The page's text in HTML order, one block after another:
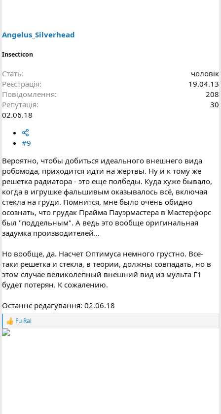
Angelus_Silverhead
Insecticon
Стать
чоловік
Реєстрація
19.04.13
Повідомлення
208
Репутація
30
02.06.18
#9
Вероятно, чтобы добиться идеального внешнего вида
робомода, приходится идти на жертвы. Ну и к тому же
решетка радиатора - это еще полбеды. Куда хуже бывало,
когда в игрушке фальшивым оказывалось всё, включая
стекла на груди. Помнится, мне было очень обидно
осознать, что грудак Прайма Пауэрмастера в Мастерфорс
был "поддельным". А ведь это вообще оригинальная
задумка производителей...
Но вообще, да. Насчет Оптимуса немного грустно. Все-
таки решетка и стекла, в теории, должны совпадать, но в
этом случае великолепный внешний вид из мульта Г1
будет потерян. К сожалению.
Останнє редагування:02.06.18
Р
е
Fu Rai